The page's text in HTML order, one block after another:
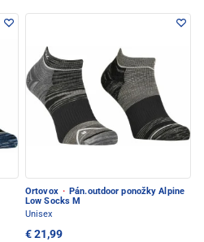
Ortovox · Pán.outdoor ponožky Alpine
Low Socks M
Unisex
€ 21,99